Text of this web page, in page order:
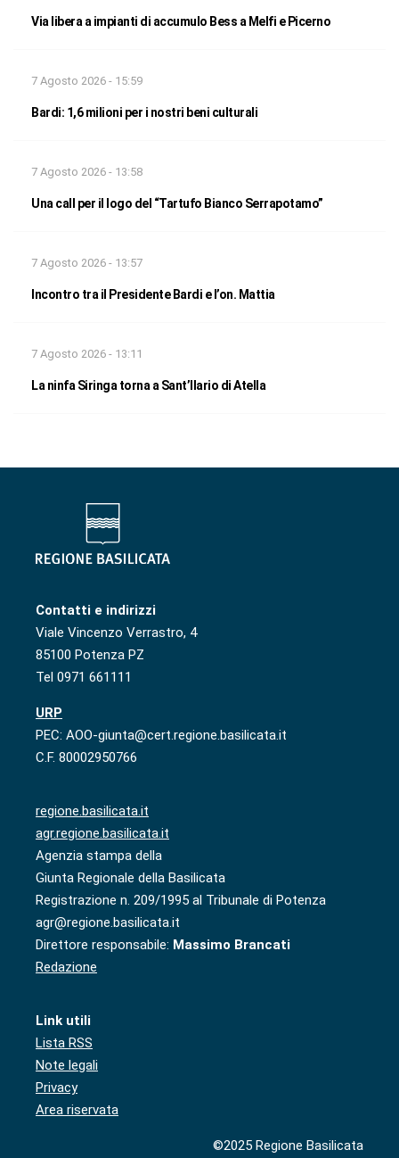
Via libera a impianti di accumulo Bess a Melfi e Picerno
7 Agosto 2026 - 15:59
Bardi: 1,6 milioni per i nostri beni culturali
7 Agosto 2026 - 13:58
Una call per il logo del “Tartufo Bianco Serrapotamo”
7 Agosto 2026 - 13:57
Incontro tra il Presidente Bardi e l’on. Mattia
7 Agosto 2026 - 13:11
La ninfa Siringa torna a Sant’Ilario di Atella
Contatti e indirizzi
Viale Vincenzo Verrastro, 4
85100 Potenza PZ
Tel 0971 661111
URP
PEC: AOO-giunta@cert.regione.basilicata.it
C.F. 80002950766
regione.basilicata.it
agr.regione.basilicata.it
Agenzia stampa della
Giunta Regionale della Basilicata
Registrazione n. 209/1995 al Tribunale di Potenza
agr@regione.basilicata.it
Direttore responsabile: Massimo Brancati
Redazione
Link utili
Lista RSS
Note legali
Privacy
Area riservata
©2025 Regione Basilicata